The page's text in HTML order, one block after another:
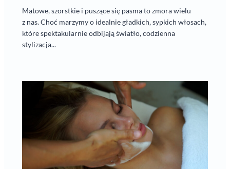
Matowe, szorstkie i puszące się pasma to zmora wielu
z nas. Choć marzymy o idealnie gładkich, sypkich włosach,
które spektakularnie odbijają światło, codzienna
stylizacja...